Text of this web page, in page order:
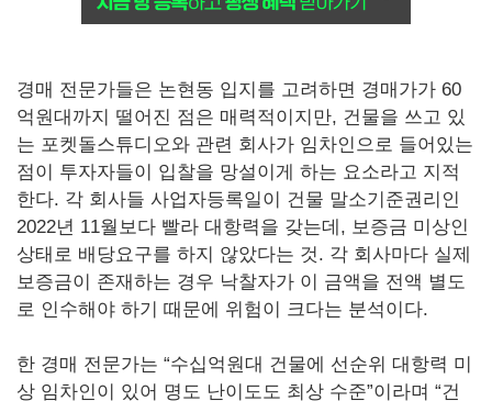
경매 전문가들은 논현동 입지를 고려하면 경매가가 60
억원대까지 떨어진 점은 매력적이지만, 건물을 쓰고 있
는 포켓돌스튜디오와 관련 회사가 임차인으로 들어있는
점이 투자자들이 입찰을 망설이게 하는 요소라고 지적
한다. 각 회사들 사업자등록일이 건물 말소기준권리인
2022년 11월보다 빨라 대항력을 갖는데, 보증금 미상인
상태로 배당요구를 하지 않았다는 것. 각 회사마다 실제
보증금이 존재하는 경우 낙찰자가 이 금액을 전액 별도
로 인수해야 하기 때문에 위험이 크다는 분석이다.
한 경매 전문가는 “수십억원대 건물에 선순위 대항력 미
상 임차인이 있어 명도 난이도도 최상 수준”이라며 “건